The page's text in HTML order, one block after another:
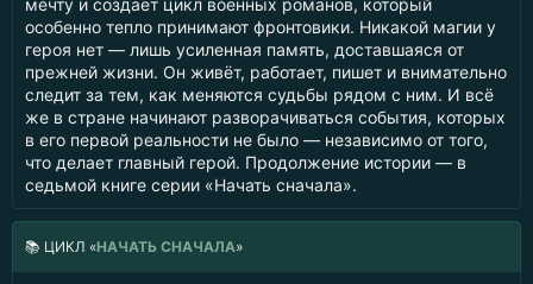
особенно тепло принимают фронтовики. Никакой магии у
героя нет — лишь усиленная память, доставшаяся от
прежней жизни. Он живёт, работает, пишет и внимательно
следит за тем, как меняются судьбы рядом с ним. И всё
же в стране начинают разворачиваться события, которых
в его первой реальности не было — независимо от того,
что делает главный герой. Продолжение истории — в
седьмой книге серии «Начать сначала».
📚 ЦИКЛ «НАЧАТЬ СНАЧАЛА»